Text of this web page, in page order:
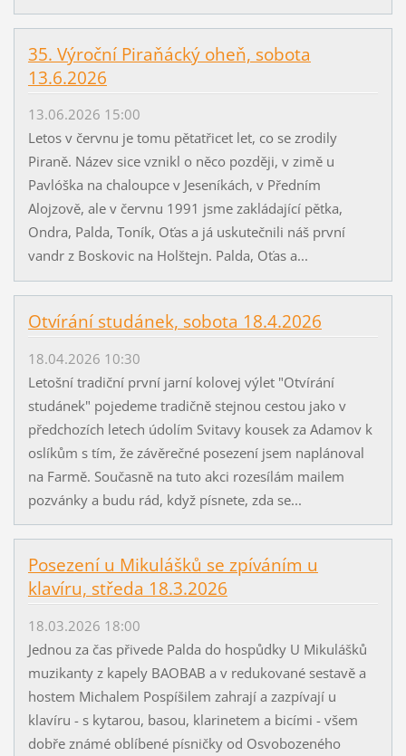
35. Výroční Piraňácký oheň, sobota
13.6.2026
13.06.2026 15:00
Letos v červnu je tomu pětatřicet let, co se zrodily
Piraně. Název sice vznikl o něco později, v zimě u
Pavlóška na chaloupce v Jeseníkách, v Předním
Alojzově, ale v červnu 1991 jsme zakládající pětka,
Ondra, Palda, Toník, Oťas a já uskutečnili náš první
vandr z Boskovic na Holštejn. Palda, Oťas a...
Otvírání studánek, sobota 18.4.2026
18.04.2026 10:30
Letošní tradiční první jarní kolovej výlet "Otvírání
studánek" pojedeme tradičně stejnou cestou jako v
předchozích letech údolím Svitavy kousek za Adamov k
oslíkům s tím, že závěrečné posezení jsem naplánoval
na Farmě. Současně na tuto akci rozesílám mailem
pozvánky a budu rád, když písnete, zda se...
Posezení u Mikulášků se zpíváním u
klavíru, středa 18.3.2026
18.03.2026 18:00
Jednou za čas přivede Palda do hospůdky U Mikulášků
muzikanty z kapely BAOBAB a v redukované sestavě a
hostem Michalem Pospíšilem zahrají a zazpívají u
klavíru - s kytarou, basou, klarinetem a bicími - všem
dobře známé oblíbené písničky od Osvobozeného